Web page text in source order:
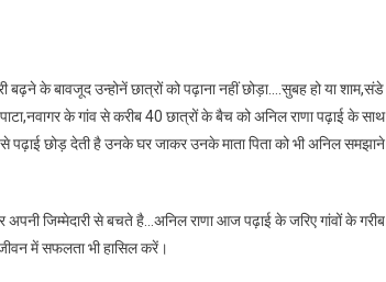
के बावजूद उन्होनें छात्रों को पढ़ाना नहीं छोड़ा….सुबह हो या शाम,संडे
के गांव से करीब 40 छात्रों के बैच को अनिल राणा पढ़ाई के साथ
पढ़ाई छोड़ देती है उनके घर जाकर उनके माता पिता को भी अनिल समझाने
जिम्मेदारी से बचते है…अनिल राणा आज पढ़ाई के जरिए गांवों के गरीब
में सफलता भी हासिल करें।